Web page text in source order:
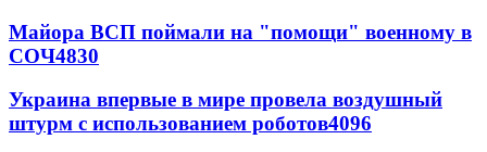
Майора ВСП поймали на "помощи" военному в
СОЧ4830
Украина впервые в мире провела воздушный
штурм с использованием роботов4096